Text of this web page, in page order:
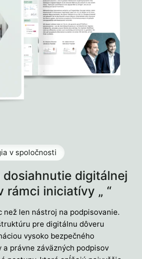
dosiahnutie digitálnej
rámci iniciatívy „ “
v spoločnosti
než len nástroj na podpisovanie.
pre digitálnu dôveru
vysoko bezpečného
právne záväzných podpisov